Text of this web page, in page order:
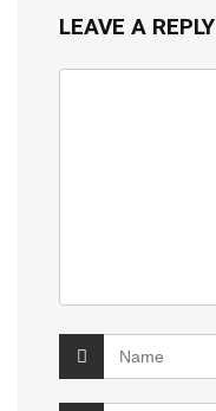
LEAVE A REPLY